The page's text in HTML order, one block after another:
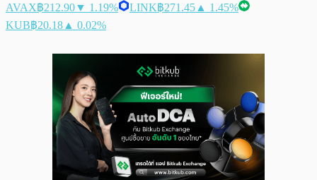
AVAX฿212.90▼ 1.19% LINK฿271.45 ▲ 1.45%
KUB฿20.18 ▲ 0.02%